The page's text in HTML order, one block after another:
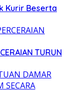
Kurir Beserta
TURUN